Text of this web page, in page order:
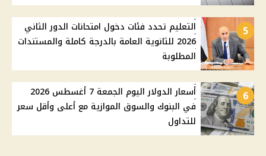
5
التعليم تحدد فئات دخول امتحانات الدور الثاني
2026 للثانوية العامة بالدرجة كاملة والمستندات
المطلوبة
6
أسعار الدولار اليوم الجمعة 7 أغسطس 2026
في البنوك والسوق الموازية مع أعلى وأقل سعر
للتداول